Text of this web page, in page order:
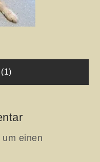
(1)
um einen